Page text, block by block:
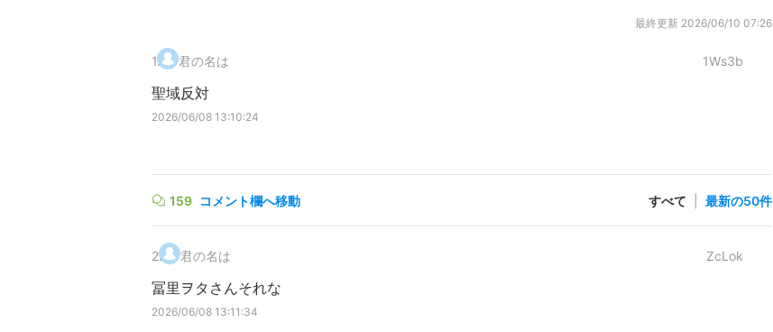
最終更新 2026/06/10 07:26
1. 君の名は 1Ws3b
聖域反対
2026/06/08 13:10:24
159 コメント欄へ移動 すべて 最新の50件
2. 君の名は ZcLok
冨里ヲタさんそれな
2026/06/08 13:11:34